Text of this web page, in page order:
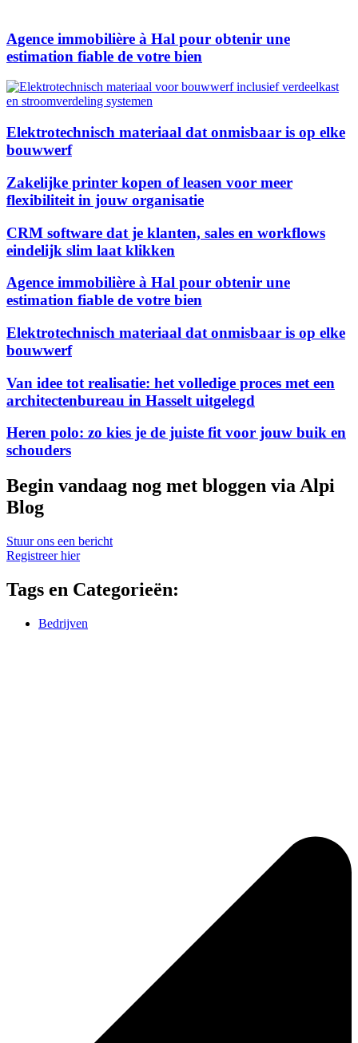
Agence immobilière à Hal pour obtenir une
estimation fiable de votre bien
Elektrotechnisch materiaal dat onmisbaar is op elke
bouwwerf
Zakelijke printer kopen of leasen voor meer
flexibiliteit in jouw organisatie
CRM software dat je klanten, sales en workflows
eindelijk slim laat klikken
Agence immobilière à Hal pour obtenir une
estimation fiable de votre bien
Elektrotechnisch materiaal dat onmisbaar is op elke
bouwwerf
Van idee tot realisatie: het volledige proces met een
architectenbureau in Hasselt uitgelegd
Heren polo: zo kies je de juiste fit voor jouw buik en
schouders
Begin vandaag nog met bloggen viaAlpi
Blog
Stuur ons een bericht
Registreer hier
Tags en Categorieën:
Bedrijven